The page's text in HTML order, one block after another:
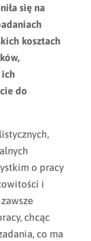
się na
kosztach
do
o pracy
i
chcąc
co ma